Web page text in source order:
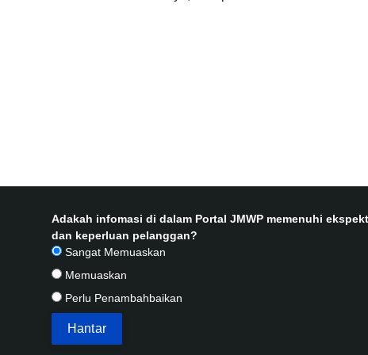
Adakah infomasi di dalam Portal JMWP memenuhi
dan keperluan pelanggan?
Sangat Memuaskan
Memuaskan
Perlu Penambahbaikan